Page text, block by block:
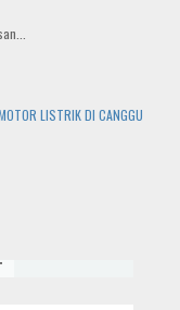
LISTRIK DI CANGGU